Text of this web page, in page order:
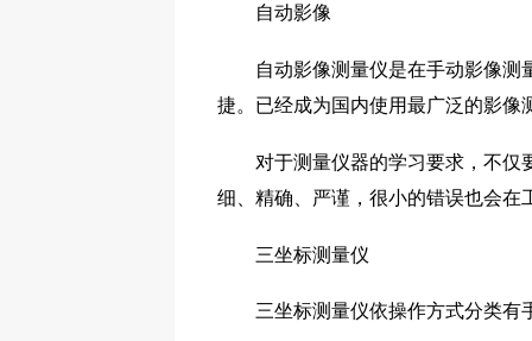
自动影像
自动影像测量仪是在手动影像测量
捷。已经成为国内使用最广泛的影像
对于测量仪器的学习要求，不仅要
细、精确、严谨，很小的错误也会在
三坐标测量仪
三坐标测量仪依操作方式分类有